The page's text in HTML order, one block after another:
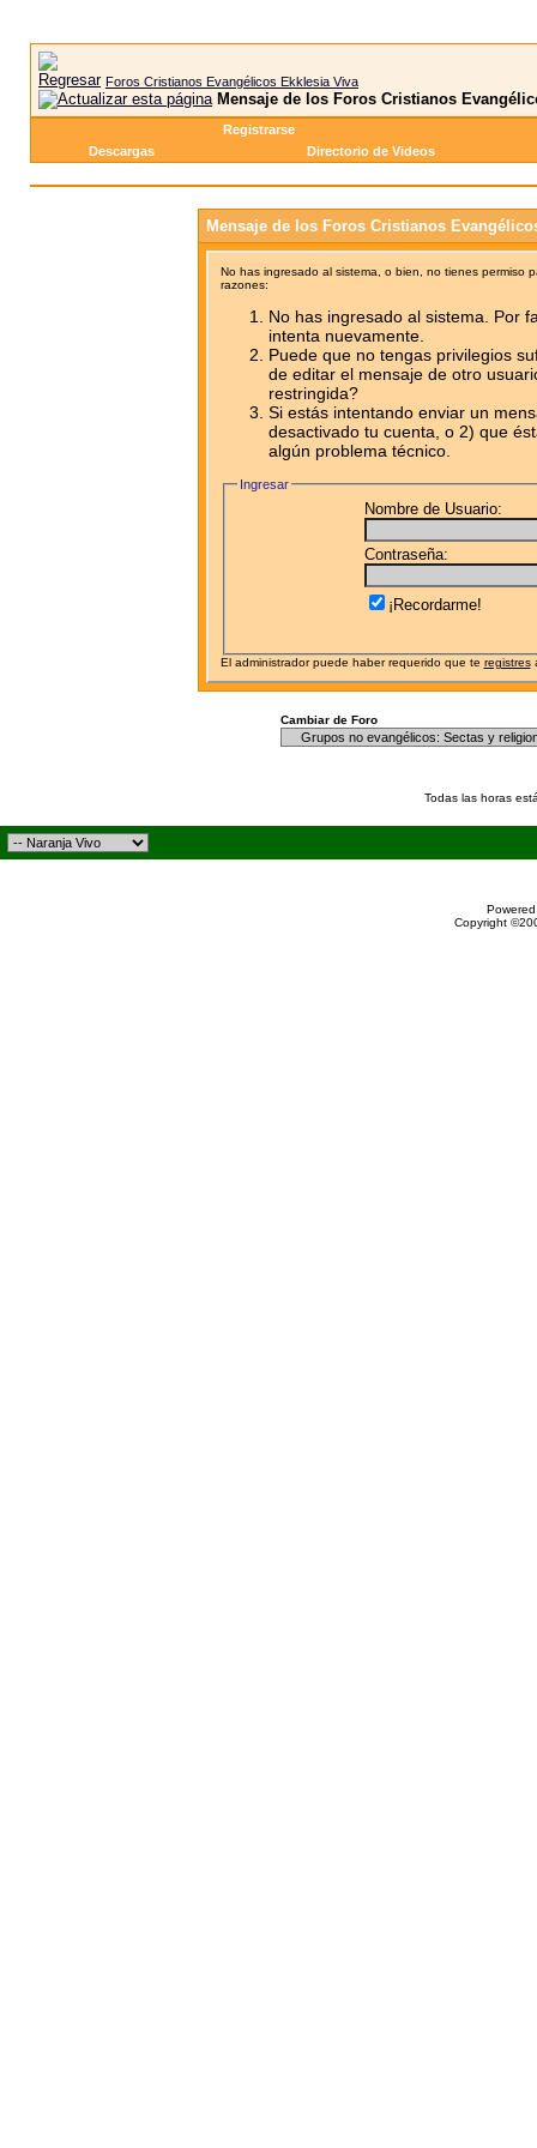
Foros Cristianos Evangélicos Ekklesia Viva
Mensaje de los Foros Cristianos
Registrarse
Descargas
Directorio de Videos
Mensaje de los Foros Cristianos
No has ingresado al sistema, o bien, no tienes permiso
razones:
No has ingresado al sistema. Por
intenta nuevamente.
Puede que no tengas privilegios
de editar el mensaje de otro
restringida?
Si estás intentando enviar un
desactivado tu cuenta, o 2) que
algún problema técnico.
Ingresar
Nombre de Usuario:
Contraseña:
¡Recordarme!
El administrador puede haber requerido que te registres
Cambiar de Foro
Todas las horas
Copyright